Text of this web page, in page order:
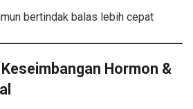
bertindak balas lebih cepat
Hormon &